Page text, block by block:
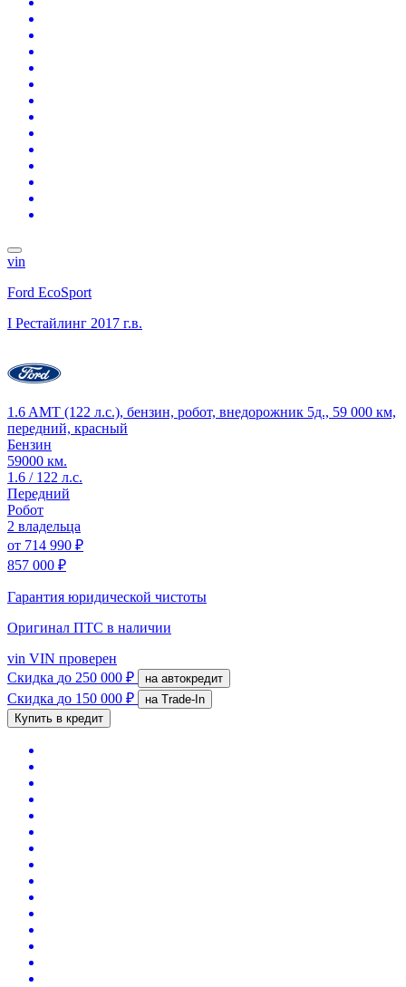
vin
Ford EcoSport
I Рестайлинг 2017 г.в.
1.6 AMT (122 л.с.), бензин, робот, внедорожник 5д., 59 000 км,
передний, красный
Бензин
59000 км.
1.6 / 122 л.с.
Передний
Робот
2 владельца
от 714 990 ₽
857 000 ₽
Гарантия юридической чистоты
Оригинал ПТС в наличии
vin VIN проверен
Скидка до 250 000 ₽ на автокредит
Скидка до 150 000 ₽
на Trade-In
Купить в кредит